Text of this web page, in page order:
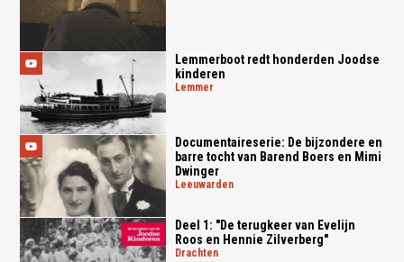
Lemmerboot redt honderden Joodse
kinderen
lemmer
Documentaireserie: De bijzondere en
barre tocht van Barend Boers en Mimi
Dwinger
leeuwarden
Deel 1: "De terugkeer van Evelijn
Roos en Hennie Zilverberg"
drachten